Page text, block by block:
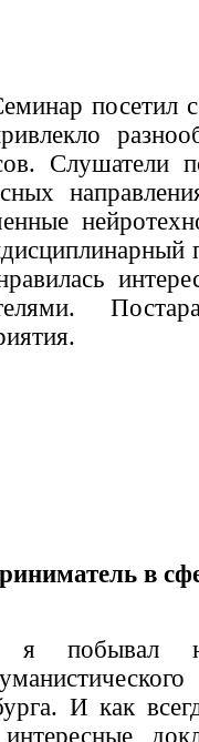
посетил
Слушатели
в
я побывал
И как